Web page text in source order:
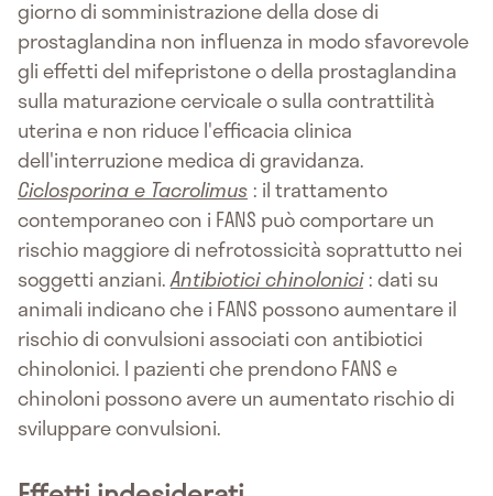
giorno di somministrazione della dose di
prostaglandina non influenza in modo sfavorevole
gli effetti del mifepristone o della prostaglandina
sulla maturazione cervicale o sulla contrattilità
uterina e non riduce l'efficacia clinica
dell'interruzione medica di gravidanza.
Ciclosporina e Tacrolimus : il trattamento
contemporaneo con i FANS può comportare un
rischio maggiore di nefrotossicità soprattutto nei
soggetti anziani.Antibiotici chinolonici : dati su
animali indicano che i FANS possono aumentare il
rischio di convulsioni associati con antibiotici
chinolonici. I pazienti che prendono FANS e
chinoloni possono avere un aumentato rischio di
sviluppare convulsioni.